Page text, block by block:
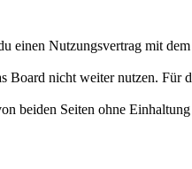
Nutzungsvertrag mit
Board nicht weiter nutzen.
beiden Seiten ohne